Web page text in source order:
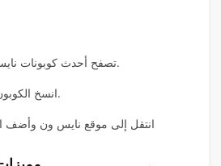
تصفح أحدث كوبونات نايس ون على موقعنا.
انسخ الكوبون المناسب لطلبك.
انتقل إلى موقع نايس ون وأضف